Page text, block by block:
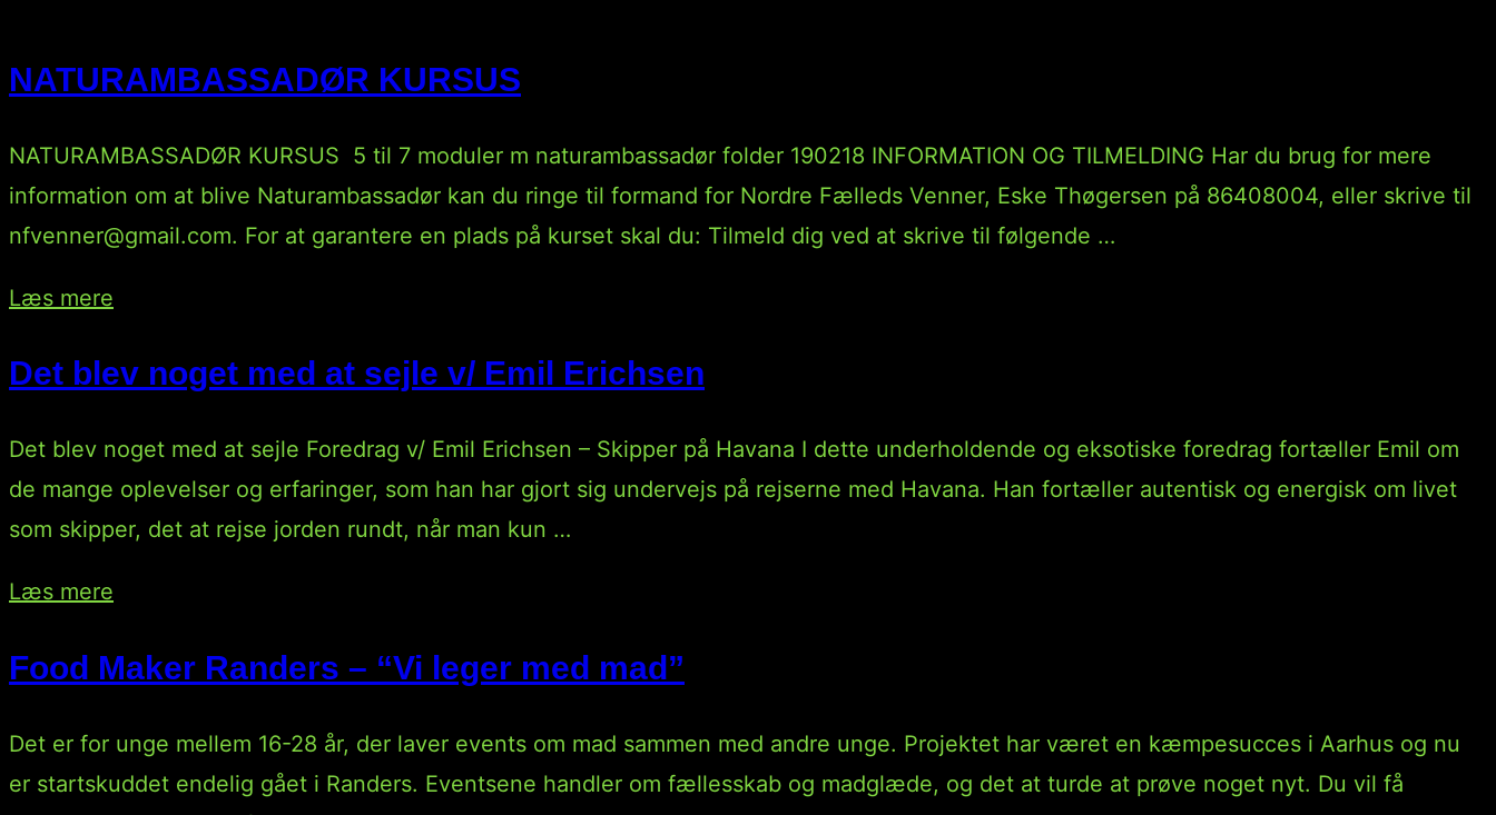
til/fra
NATURAMBASSADØR KURSUS
NATURAMBASSADØR KURSUS 5 til 7 moduler m naturambassadør folder 190218 INFORMATION OG TILMELDING Har du brug for mere
information om at blive Naturambassadør kan du ringe til formand for Nordre Fælleds Venner, Eske Thøgersen på 86408004, eller skrive til
nfvenner@gmail.com. For at garantere en plads på kurset skal du: Tilmeld dig ved at skrive til følgende …
Læs mere
Det blev noget med at sejle v/ Emil Erichsen
Det blev noget med at sejle Foredrag v/ Emil Erichsen – Skipper på Havana I dette underholdende og eksotiske foredrag fortæller Emil om
de mange oplevelser og erfaringer, som han har gjort sig undervejs på rejserne med Havana. Han fortæller autentisk og energisk om livet
som skipper, det at rejse jorden rundt, når man kun …
Læs mere
noget
at
sejle
Food Maker Randers – “Vi leger med mad”
Det er for unge mellem 16-28 år, der laver events om mad sammen med andre unge. Projektet har været en kæmpesucces i Aarhus og nu
er startskuddet endelig gået i Randers. Eventsene handler om fællesskab og madglæde, og det at turde at prøve noget nyt. Du vil få